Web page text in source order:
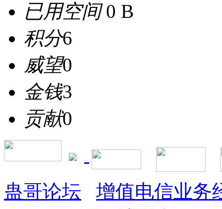
已用空间0 B
积分6
威望0
金钱3
贡献0
蛊哥论坛
增值电信业务